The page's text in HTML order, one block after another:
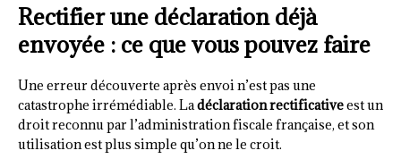
Rectifier une déclaration déjà
envoyée : ce que vous pouvez faire
Une erreur découverte après envoi n’est pas une
catastrophe irrémédiable. Ladéclaration rectificativeest un
droit reconnu par l’administration fiscale française, et son
utilisation est plus simple qu’on ne le croit.